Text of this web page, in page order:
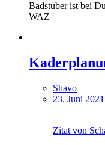
Badstuber ist bei
WAZ
Shavo
23. Juni
Zitat von